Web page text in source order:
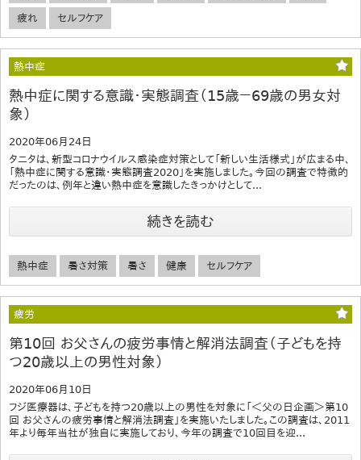
疲れ セルフケア
熱中症
熱中症に関する意識・実態調査（15歳－69歳の男女対
象）
2020年06月24日
タニタは、新型コロナウイルス感染症対策として「新しい生活様式」が広まる中、
「熱中症に関する意識・実態調査2020」を実施しました。今回の調査で特徴的
だったのは、例年と違い熱中症を意識したきっかけとして...
続きを読む
熱中症 暑さ対策 暑さ 健康 セルフケア
疲労
第10回 お父さんの疲労事情と解消法調査（子どもを持
つ20歳以上の男性対象）
2020年06月10日
フジ医療器は、子どもを持つ20歳以上の男性を対象に「＜父の日企画＞第10
回 お父さんの疲労事情と解消法調査」を実施いたしました。この調査は、2011
年より毎年当社が独自に実施しており、今年の調査で10回目を迎...